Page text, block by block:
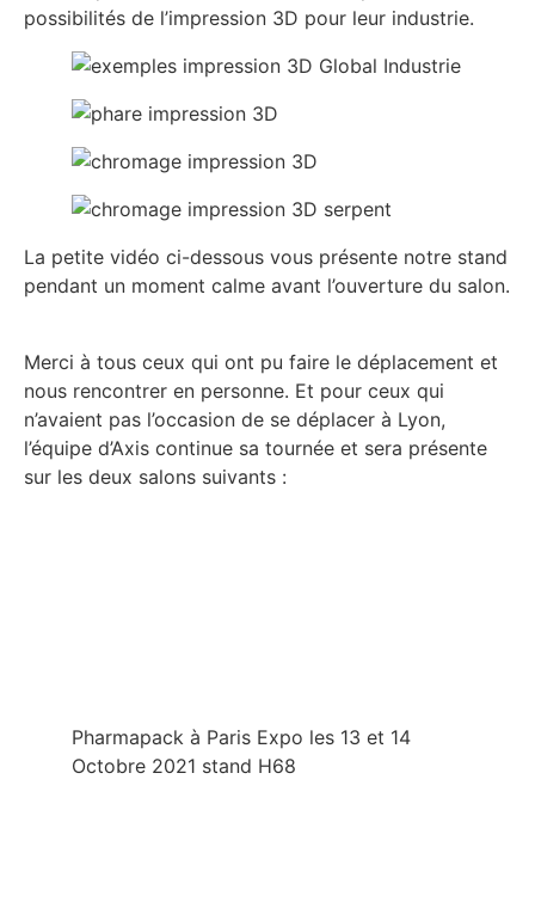
possibilités de l’impression 3D pour leur industrie.
La petite vidéo ci-dessous vous présente notre stand
pendant un moment calme avant l’ouverture du salon.
Merci à tous ceux qui ont pu faire le déplacement et
nous rencontrer en personne. Et pour ceux qui
n’avaient pas l’occasion de se déplacer à Lyon,
l’équipe d’Axis continue sa tournée et sera présente
sur les deux salons suivants :
Pharmapack à Paris Expo les 13 et 14
Octobre 2021 stand H68